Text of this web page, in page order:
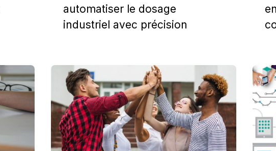
automatiser le dosage
industriel avec précision